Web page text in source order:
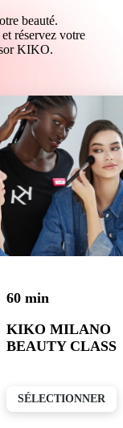
beauté.
réservez votre
KIKO.
60 min
KIKO MILANO
BEAUTY CLASS
SÉLECTIONNER